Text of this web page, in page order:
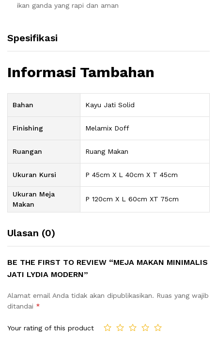
ikan ganda yang rapi dan aman
Spesifikasi
Informasi Tambahan
Bahan Kayu Jati Solid
Finishing Melamix Doff
Ruangan Ruang Makan
Ukuran Kursi P 45cm X L 40cm X T 45cm
Ukuran Meja
Makan
P 120cm X L 60cm XT 75cm
Ulasan (0)
BE THE FIRST TO REVIEW “MEJA MAKAN MINIMALIS
JATI LYDIA MODERN”
Alamat email Anda tidak akan dipublikasikan. Ruas yang wajib
ditandai *
Your rating of this product